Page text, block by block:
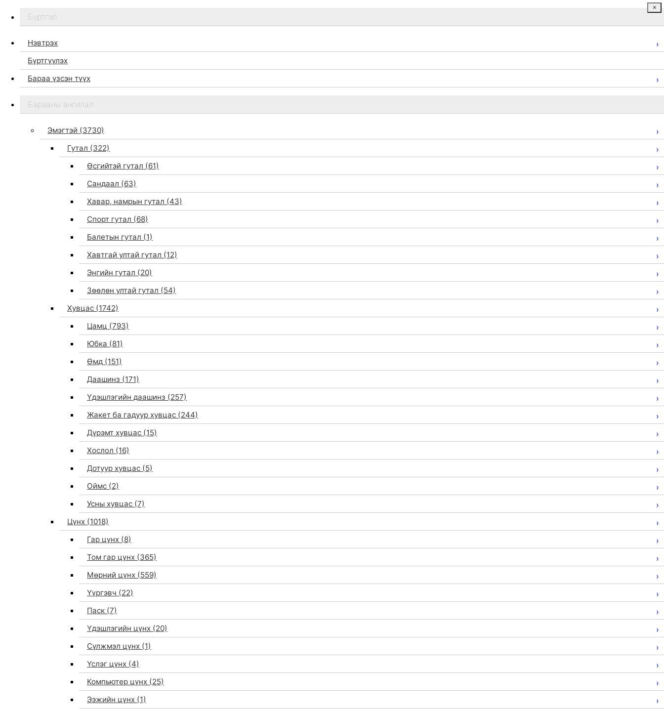
Бидний тухай
Дэлгүүр
Бүртгэл
Нэвтрэх
Бүртгүүлэх
Бараа үзсэн түүх
Барааны ангилал
Эмэгтэй (3730)
Гутал (322)
Өсгийтэй гутал (61)
Сандаал (63)
Хавар, намрын гутал (43)
Спорт гутал (68)
Балетын гутал (1)
Хавтгай ултай гутал (12)
Энгийн гутал (20)
Зөөлөн ултай гутал (54)
Хувцас (1742)
Цамц (793)
Юбка (81)
Өмд (151)
Даашинз (171)
Үдэшлэгийн даашинз (257)
Жакет ба гадуур хувцас (244)
Дүрэмт хувцас (15)
Хослол (16)
Дотуур хувцас (5)
Оймс (2)
Усны хувцас (7)
Цүнх (1018)
Гар цүнх (8)
Том гар цүнх (365)
Мөрний цүнх (559)
Үүргэвч (22)
Паск (7)
Үдэшлэгийн цүнх (20)
Сүлжмэл цүнх (1)
Үслэг цүнх (4)
Компьютер цүнх (25)
Ээжийн цүнх (1)